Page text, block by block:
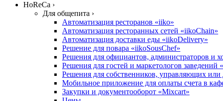
HoReCa ›
Для общепита ›
Автоматизация ресторанов «iiko»
Автоматизация ресторанных сетей «iikoChain»
Автоматизация доставки еды «iikoDelivery»
Решение для повара «iikoSousChef»
Решения для официантов, администраторов и
Решения для гостей и маркетологов
Решения для собственников, управляющих или
Мобильное приложение для оплаты счета в
Закупки и документооборот «Mixcart»